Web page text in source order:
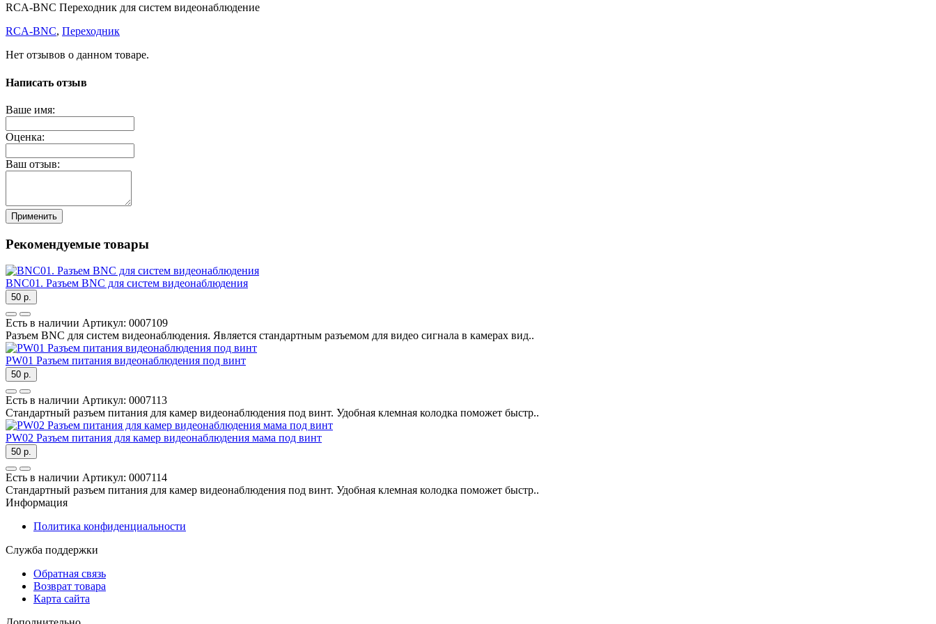
RCA-BNC Переходник для систем видеонаблюдение
RCA-BNC, Переходник
Нет отзывов о данном товаре.
Написать отзыв
Ваше имя:
Оценка:
Ваш отзыв:
Применить
Рекомендуемые товары
BNC01. Разъем BNC для систем видеонаблюдения
50 р.
Есть в наличии Артикул: 0007109
Разъем BNC для систем видеонаблюдения. Является стандартным разъемом для видео сигнала в камерах вид..
PW01 Разъем питания видеонаблюдения под винт
50 р.
Есть в наличии Артикул: 0007113
Стандартный разъем питания для камер видеонаблюдения под винт. Удобная клемная колодка поможет быстр..
PW02 Разъем питания для камер видеонаблюдения мама под винт
50 р.
Есть в наличии Артикул: 0007114
Стандартный разъем питания для камер видеонаблюдения под винт. Удобная клемная колодка поможет быстр..
Информация
Политика конфиденциальности
Служба поддержки
Обратная связь
Возврат товара
Карта сайта